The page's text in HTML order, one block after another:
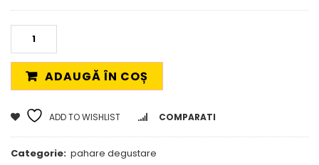
ADAUGĂ ÎN COȘ
ADD TO WISHLIST COMPARATI
Categorie: pahare degustare